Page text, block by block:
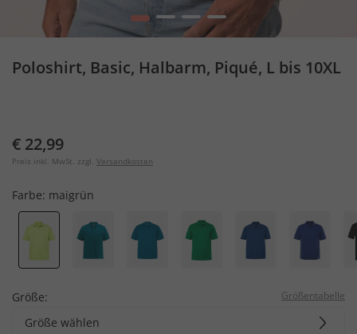
1 2 3 4
Poloshirt, Basic, Halbarm, Piqué, L bis 10XL
€ 22,99
Preis inkl. MwSt. zzgl. Versandkosten
Farbe: maigrün
Größe: Größentabelle
Größe wählen